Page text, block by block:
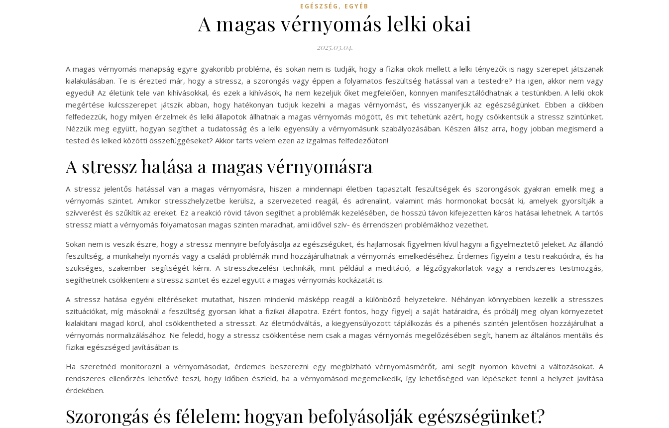
EGÉSZSÉG , EGYÉB
A magas vérnyomás lelki okai
2025.03.04.
A magas vérnyomás manapság egyre gyakoribb probléma, és sokan nem is tudják, hogy a fizikai okok mellett a lelki tényezők is nagy szerepet játszanak
kialakulásában. Te is érezted már, hogy a stressz, a szorongás vagy éppen a folyamatos feszültség hatással van a testedre? Ha igen, akkor nem vagy
egyedül! Az életünk tele van kihívásokkal, és ezek a kihívások, ha nem kezeljük őket megfelelően, könnyen manifesztálódhatnak a testünkben. A lelki okok
megértése kulcsszerepet játszik abban, hogy hatékonyan tudjuk kezelni a magas vérnyomást, és visszanyerjük az egészségünket. Ebben a cikkben
felfedezzük, hogy milyen érzelmek és lelki állapotok állhatnak a magas vérnyomás mögött, és mit tehetünk azért, hogy csökkentsük a stressz szintünket.
Nézzük meg együtt, hogyan segíthet a tudatosság és a lelki egyensúly a vérnyomásunk szabályozásában. Készen állsz arra, hogy jobban megismerd a
tested és lelked közötti összefüggéseket? Akkor tarts velem ezen az izgalmas felfedezőúton!
A stressz hatása a magas vérnyomásra
A stressz jelentős hatással van a magas vérnyomásra, hiszen a mindennapi életben tapasztalt feszültségek és szorongások gyakran emelik meg a
vérnyomás szintet. Amikor stresszhelyzetbe kerülsz, a szervezeted reagál, és adrenalint, valamint más hormonokat bocsát ki, amelyek gyorsítják a
szívverést és szűkítik az ereket. Ez a reakció rövid távon segíthet a problémák kezelésében, de hosszú távon kifejezetten káros hatásai lehetnek. A tartós
stressz miatt a vérnyomás folyamatosan magas szinten maradhat, ami idővel szív- és érrendszeri problémákhoz vezethet.
Sokan nem is veszik észre, hogy a stressz mennyire befolyásolja az egészségüket, és hajlamosak figyelmen kívül hagyni a figyelmeztető jeleket. Az állandó
feszültség, a munkahelyi nyomás vagy a családi problémák mind hozzájárulhatnak a vérnyomás emelkedéséhez. Érdemes figyelni a testi reakcióidra, és ha
szükséges, szakember segítségét kérni. A stresszkezelési technikák, mint például a meditáció, a légzőgyakorlatok vagy a rendszeres testmozgás,
segíthetnek csökkenteni a stressz szintet és ezzel együtt a magas vérnyomás kockázatát is.
A stressz hatása egyéni eltéréseket mutathat, hiszen mindenki másképp reagál a különböző helyzetekre. Néhányan könnyebben kezelik a stresszes
szituációkat, míg másoknál a feszültség gyorsan kihat a fizikai állapotra. Ezért fontos, hogy figyelj a saját határaidra, és próbálj meg olyan környezetet
kialakítani magad körül, ahol csökkentheted a stresszt. Az életmódváltás, a kiegyensúlyozott táplálkozás és a pihenés szintén jelentősen hozzájárulhat a
vérnyomás normalizálásához. Ne feledd, hogy a stressz csökkentése nem csak a magas vérnyomás megelőzésében segít, hanem az általános mentális és
fizikai egészséged javításában is.
Ha szeretnéd monitorozni a vérnyomásodat, érdemes beszerezni egy megbízható vérnyomásmérőt, ami segít nyomon követni a változásokat. A
rendszeres ellenőrzés lehetővé teszi, hogy időben észleld, ha a vérnyomásod megemelkedik, így lehetőséged van lépéseket tenni a helyzet javítása
érdekében.
Szorongás és félelem: hogyan befolyásolják egészségünket?